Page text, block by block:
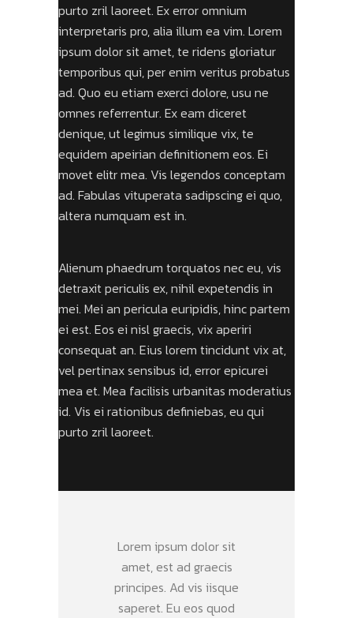
purto zril laoreet. Ex error omnium
interpretaris pro, alia illum ea vim. Lorem
ipsum dolor sit amet, te ridens gloriatur
temporibus qui, per enim veritus probatus
ad. Quo eu etiam exerci dolore, usu ne
omnes referrentur. Ex eam diceret
denique, ut legimus similique vix, te
equidem apeirian definitionem eos. Ei
movet elitr mea. Vis legendos conceptam
ad. Fabulas vituperata sadipscing ei quo,
altera numquam est in.
Alienum phaedrum torquatos nec eu, vis
detraxit periculis ex, nihil expetendis in
mei. Mei an pericula euripidis, hinc partem
ei est. Eos ei nisl graecis, vix aperiri
consequat an. Eius lorem tincidunt vix at,
vel pertinax sensibus id, error epicurei
mea et. Mea facilisis urbanitas moderatius
id. Vis ei rationibus definiebas, eu qui
purto zril laoreet.
Lorem ipsum dolor sit
amet, est ad graecis
principes. Ad vis iisque
saperet. Eu eos quod